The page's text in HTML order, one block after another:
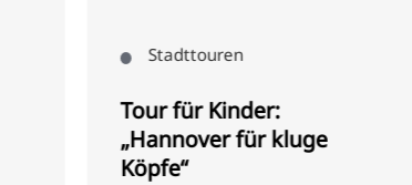
Stadttouren
Tour für Kinder:
„Hannover für kluge
Köpfe“